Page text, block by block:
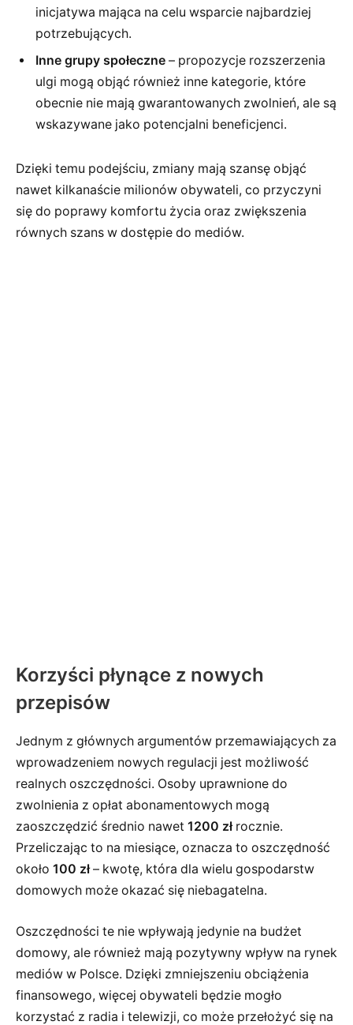
inicjatywa mająca na celu wsparcie najbardziej
potrzebujących.
Inne grupy społeczne – propozycje rozszerzenia
ulgi mogą objąć również inne kategorie, które
obecnie nie mają gwarantowanych zwolnień, ale są
wskazywane jako potencjalni beneficjenci.
Dzięki temu podejściu, zmiany mają szansę objąć
nawet kilkanaście milionów obywateli, co przyczyni
się do poprawy komfortu życia oraz zwiększenia
równych szans w dostępie do mediów.
Korzyści płynące z nowych
przepisów
Jednym z głównych argumentów przemawiających za
wprowadzeniem nowych regulacji jest możliwość
realnych oszczędności. Osoby uprawnione do
zwolnienia z opłat abonamentowych mogą
zaoszczędzić średnio nawet 1200 złrocznie.
Przeliczając to na miesiące, oznacza to oszczędność
około 100 zł– kwotę, która dla wielu gospodarstw
domowych może okazać się niebagatelna.
Oszczędności te nie wpływają jedynie na budżet
domowy, ale również mają pozytywny wpływ na rynek
mediów w Polsce. Dzięki zmniejszeniu obciążenia
finansowego, więcej obywateli będzie mogło
korzystać z radia i telewizji, co może przełożyć się na